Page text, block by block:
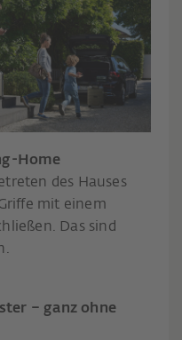
Home
des Hauses
mit einem
Das sind
– ganz ohne